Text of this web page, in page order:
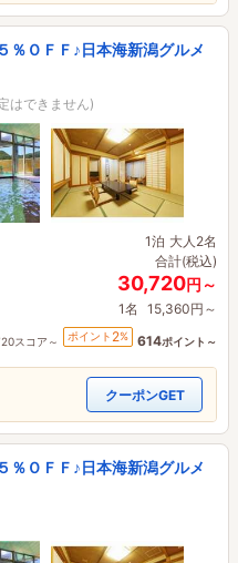
％ＯＦＦ♪日本海新潟グルメ
はできません)
1泊 大人2名
合計(税込)
30,720円～
1名 15,360円～
スコア～ ポイント 2% 614ポイント～
クーポンGET
％ＯＦＦ♪日本海新潟グルメ